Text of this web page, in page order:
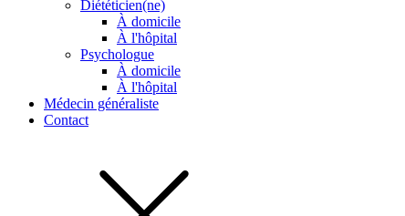
Diététicien(ne)
À domicile
À l'hôpital
Psychologue
À domicile
À l'hôpital
Médecin généraliste
Contact